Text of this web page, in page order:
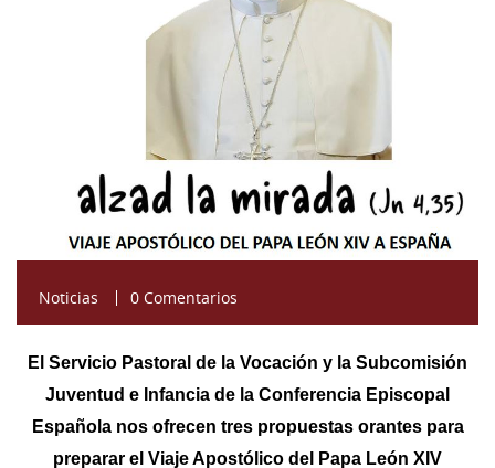
Noticias 0 Comentarios
El Servicio Pastoral de la Vocación y la Subcomisión
Juventud e Infancia de la Conferencia Episcopal
Española nos ofrecen tres propuestas orantes para
preparar el Viaje Apostólico del Papa León XIV